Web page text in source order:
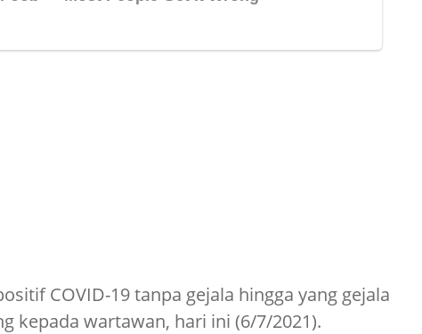
COVID-19 tanpa gejala hingga yang gejala
kepada wartawan, hari ini (6/7/2021).